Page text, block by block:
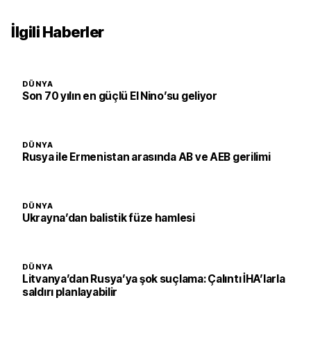
İlgili Haberler
DÜNYA
Son 70 yılın en güçlü El Nino’su geliyor
DÜNYA
Rusya ile Ermenistan arasında AB ve AEB gerilimi
DÜNYA
Ukrayna’dan balistik füze hamlesi
DÜNYA
Litvanya’dan Rusya’ya şok suçlama: Çalıntı İHA’larla
saldırı planlayabilir